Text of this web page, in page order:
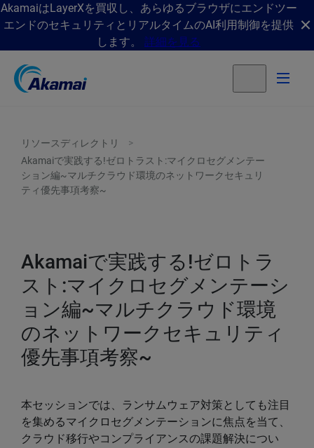
AkamaiはLayerXを買収し、あらゆるブラウザにエンドツー
エンドのセキュリティとリアルタイムのAI利用制御を提供
します。 詳細を見る
リソースディレクトリ
Akamaiで実践する!ゼロトラスト:マイクロセグメンテー
ション編~マルチクラウド環境のネットワークセキュリ
ティ優先事項考察~
Akamaiで実践する!ゼロトラ
スト:マイクロセグメンテーシ
ョン編~マルチクラウド環境
のネットワークセキュリティ
優先事項考察~
本セッションでは、ランサムウェア対策としても注目
を集めるマイクロセグメンテーションに焦点を当て、
クラウド移行やコンプライアンスの課題解決につい